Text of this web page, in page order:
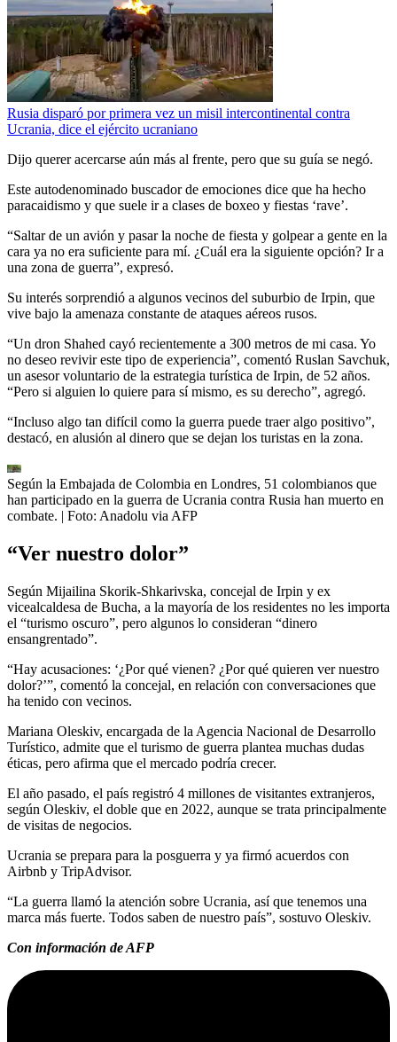
Rusia disparó por primera vez un misil intercontinental contra
Ucrania, dice el ejército ucraniano
Dijo querer acercarse aún más al frente, pero que su guía se negó.
Este autodenominado buscador de emociones dice que ha hecho
paracaidismo y que suele ir a clases de boxeo y fiestas ‘rave’.
“Saltar de un avión y pasar la noche de fiesta y golpear a gente en la
cara ya no era suficiente para mí. ¿Cuál era la siguiente opción? Ir a
una zona de guerra”, expresó.
Su interés sorprendió a algunos vecinos del suburbio de Irpin, que
vive bajo la amenaza constante de ataques aéreos rusos.
“Un dron Shahed cayó recientemente a 300 metros de mi casa. Yo
no deseo revivir este tipo de experiencia”, comentó Ruslan Savchuk,
un asesor voluntario de la estrategia turística de Irpin, de 52 años.
“Pero si alguien lo quiere para sí mismo, es su derecho”, agregó.
“Incluso algo tan difícil como la guerra puede traer algo positivo”,
destacó, en alusión al dinero que se dejan los turistas en la zona.
Según la Embajada de Colombia en Londres, 51 colombianos que
han participado en la guerra de Ucrania contra Rusia han muerto en
combate. | Foto: Anadolu via AFP
“Ver nuestro dolor”
Según Mijailina Skorik-Shkarivska, concejal de Irpin y ex
vicealcaldesa de Bucha, a la mayoría de los residentes no les importa
el “turismo oscuro”, pero algunos lo consideran “dinero
ensangrentado”.
“Hay acusaciones: ‘¿Por qué vienen? ¿Por qué quieren ver nuestro
dolor?’”, comentó la concejal, en relación con conversaciones que
ha tenido con vecinos.
Mariana Oleskiv, encargada de la Agencia Nacional de Desarrollo
Turístico, admite que el turismo de guerra plantea muchas dudas
éticas, pero afirma que el mercado podría crecer.
El año pasado, el país registró 4 millones de visitantes extranjeros,
según Oleskiv, el doble que en 2022, aunque se trata principalmente
de visitas de negocios.
Ucrania se prepara para la posguerra y ya firmó acuerdos con
Airbnb y TripAdvisor.
“La guerra llamó la atención sobre Ucrania, así que tenemos una
marca más fuerte. Todos saben de nuestro país”, sostuvo Oleskiv.
Con información de AFP